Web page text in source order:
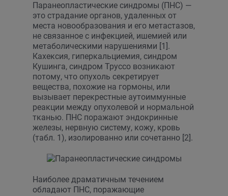
Паранеопластические синдромы (ПНС) —
это страдание органов, удаленных от
места новообразования и его метастазов,
не связанное с инфекцией, ишемией или
метаболическими нарушениями [1].
Кахексия, гиперкальциемия, синдром
Кушинга, синдром Труссо возникают
потому, что опухоль секретирует
вещества, похожие на гормоны, или
вызывает перекрестные аутоиммунные
реакции между опухолевой и нормальной
тканью. ПНС поражают эндокринные
железы, нервную систему, кожу, кровь
(табл. 1), изолированно или сочетанно [2].
Наиболее драматичным течением
обладают ПНС, поражающие